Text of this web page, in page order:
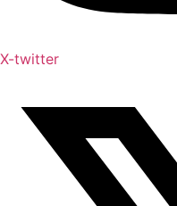
X-twitter